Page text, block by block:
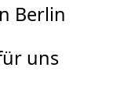
Berlin
uns